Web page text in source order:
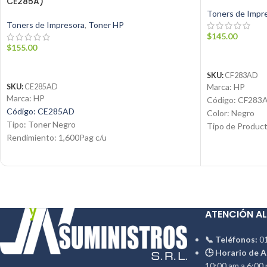
Toners de Impresora, Toner HP
$155.00
SKU: CE285AD
Marca: HP
Código: CE285AD
Tipo: Toner Negro
Rendimiento: 1,600Pag c/u
Producto: Original
Toners de
$145.00
SKU: CF283AD
Marca: HP
Código:
Color: Negro
Tipo de
Condición:
ATENCIÓN
📞 Teléfonos:
🕒 Horario de